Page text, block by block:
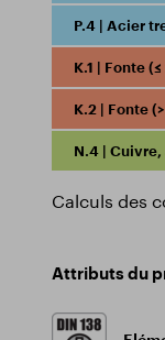
P.4 | Acier
K.1 | Fonte
K.2 | Fonte
N.4 |
Calculs des
Attributs du